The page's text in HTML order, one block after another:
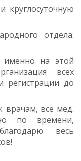
круглосуточную
отдела:
именно на этой
всех
регистрации до
врачам, все мед.
по времени,
весь